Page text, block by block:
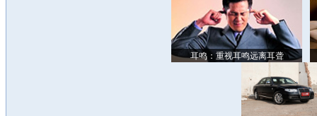
耳鸣：重视耳鸣远离耳聋